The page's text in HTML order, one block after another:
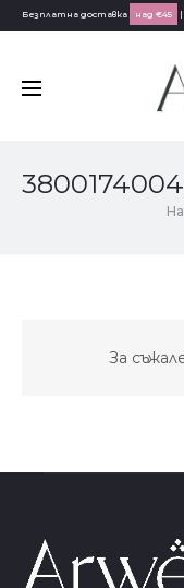
Безплатна доставка над €45
За